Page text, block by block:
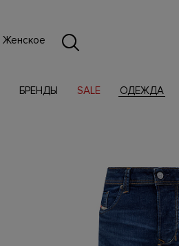
Женское
БРЕНДЫ SALE ОДЕЖДА